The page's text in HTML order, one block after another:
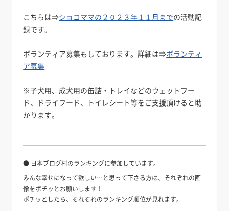
こちらは⇒ショコママの２０２３年１１月までの活動記
録です。
ボランティア募集もしております。詳細は⇒ボランティ
ア募集
※子犬用、成犬用の缶詰・トレイなどのウェットフー
ド、ドライフード、トイレシート等をご支援頂けると助
かります。
● 日本ブログ村のランキングに参加しています。
みんな幸せになって欲しい…と思って下さる方は、それぞれの画
像をポチッとお願いします！
ポチッとしたら、それぞれのランキング順位が見れます。